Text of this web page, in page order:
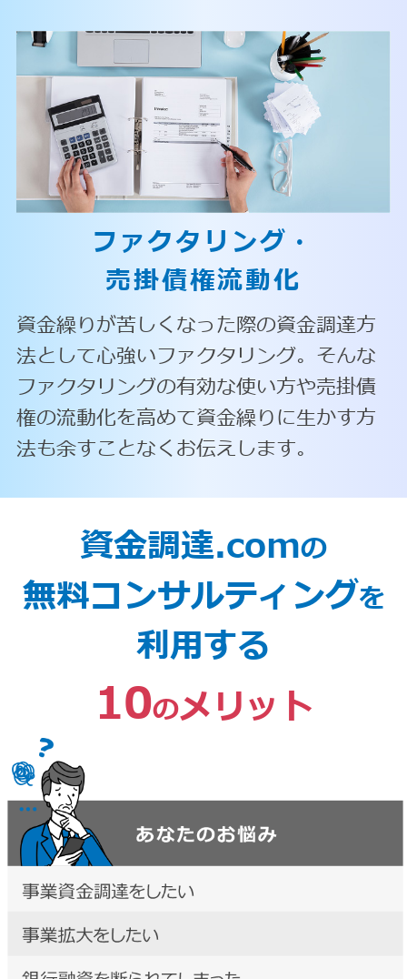
ファクタリング・
売掛債権流動化
資金繰りが苦しくなった際の資金調達方
法として心強いファクタリング。そんな
ファクタリングの有効な使い方や売掛債
権の流動化を高めて資金繰りに生かす方
法も余すことなくお伝えします。
資金調達.comの
無料コンサルティングを
利用する
10のメリット